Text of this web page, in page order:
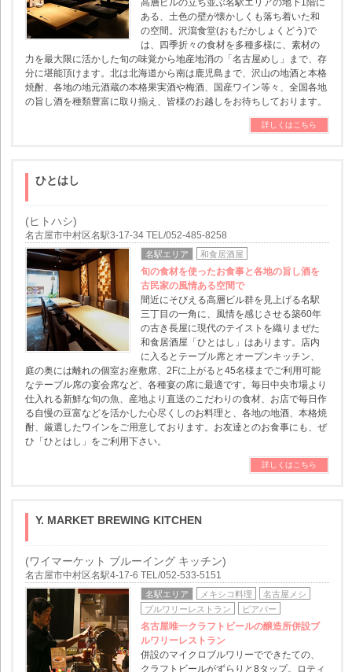
高層ビルの立ち並ぶ名駅エリアの地下1階に
ある、土色の壁が懐かしくも落ち着いた和
の空間。沢瀉食堂(おもだかしょくどう)で
は、四季折々の食材を多種多様に、素材の
力を最大限に活かした旬の味覚から地産地消の「名古屋めし」まで、存
分に堪能頂けます。北は北海道から南は鹿児島まで、沢山の地酒と本格
焼酎、各地の地元酒蔵の本格果実酒や梅酒、国産ワイン等々、全国各地
の旨し酒を種類豊富に取り揃え、皆様のお越しをお待ちしております。
詳しくはこちら
ひとはし
(ヒトハシ)
名古屋市中村区名駅3-17-34 TEL/052-485-8258
名駅エリア 和食居酒屋
旬の食材を使ったお食事と各地の旨し酒を
古民家の風情ある空間で
間近にそびえる高層ビル群を見上げる名駅
三丁目の一角に、風情を感じさせる築60年
の古き長屋に現代のテイストを織りまぜた
和食居酒屋「ひとはし」はあります。店内
に入るとテーブル席とオープンキッチン、
庭の奥には離れの個室お座敷席、2Fに上がると45名様までご利用可能
なテーブル席の宴会席など、各種宴の席に最適です。毎日中央市場より
仕入れる新鮮な旬の魚、産地より直送のこだわりの食材、お店で毎日作
る自慢の豆富などを活かした心尽くしのお料理と、各地の地酒、本格焼
酎、厳選したワインをご用意しております。お友達とのお食事にも、ぜ
ひ「ひとはし」をご利用下さい。
詳しくはこちら
Y. MARKET BREWING KITCHEN
(ワイマーケット ブルーイング キッチン)
名古屋市中村区名駅4-17-6 TEL/052-533-5151
名駅エリア メキシコ料理
名古屋メシ
ブルワリーレストラン
ビアバー
名古屋唯一クラフトビールの醸造所併設ブ
ルワリーレストラン
併設のマイクロブルワリーでできたての、
クラフトビールがずらりと8タップ。ロティ